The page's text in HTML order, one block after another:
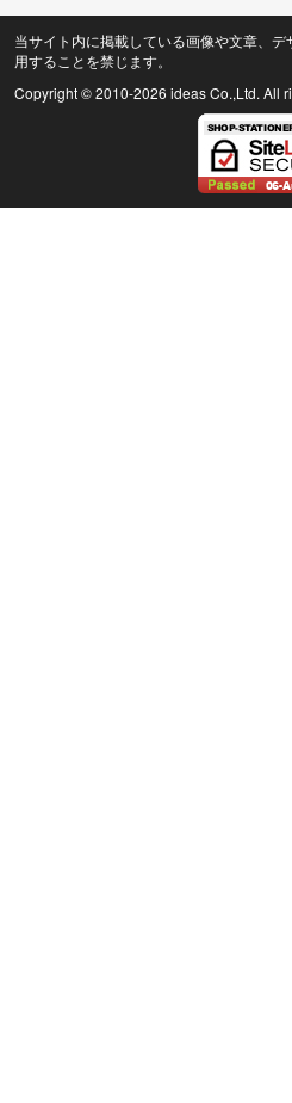
当サイト内に掲載している画像や文章、
用することを禁じます。
Copyright © 2010-2026 ideas Co.,Ltd. All